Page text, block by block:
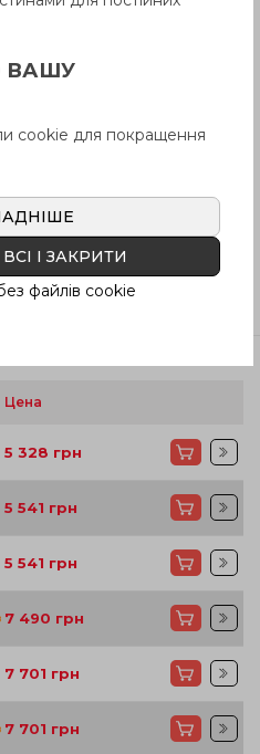
Цена
5 328 грн
5 541 грн
5 541 грн
7 490 грн
7 701 грн
7 701 грн
ВАШУ
cookie для покращення
І ЗАКРИТИ
файлів cookie